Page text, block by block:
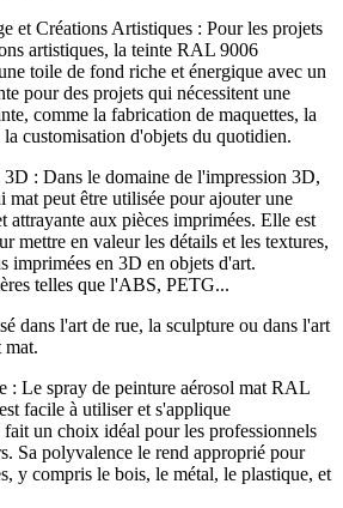
et Créations Artistiques : Pour les projets
artistiques, la teinte RAL 9006
toile de fond riche et énergique avec un
pour des projets qui nécessitent une
comme la fabrication de maquettes, la
customisation d'objets du quotidien.
: Dans le domaine de l'impression 3D,
mat peut être utilisée pour ajouter une
attrayante aux pièces imprimées. Elle est
mettre en valeur les détails et les textures,
imprimées en 3D en objets d'art.
telles que l'ABS, PETG...
dans l'art de rue, la sculpture ou dans l'art
mat.
: Le spray de peinture aérosol mat RAL
facile à utiliser et s'applique
un choix idéal pour les professionnels
Sa polyvalence le rend approprié pour
y compris le bois, le métal, le plastique, et